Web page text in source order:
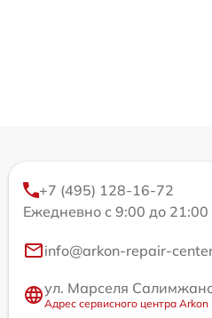
+7 (495) 128-16-72
Ежедневно с 9:00 до 21:00
info@arkon-repair-
ул. Марселя
Адрес сервисного центра Arkon